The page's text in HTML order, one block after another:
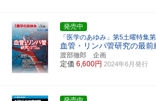
発売中
「医学のあゆみ」第5土曜特集
血管・リンパ管研究の最前
渡部徹郎 企画
定価 6,600円 2024年6月発行